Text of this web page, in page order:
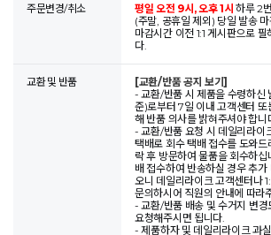
주문변경/취소 평일 오전 9시, 오후 1시하루 2
(주말, 공휴일 제외) 당일 발송
마감시간 이전 1:1 게시판으로
다.
교환 및 반품
[교환/반품 공지 보기]
- 교환/반품 시 제품을 수령하신
준)로부터 7일 이내 고객센터 또
해 반품 의사를 밝혀주셔야 합니
- 교환/반품 요청 시 데일리라이
택배로 회수 택배 접수를 도와
락 후 방문하여 물품을 회수하
배 접수하여 반송하실 경우 추
오니 데일리라이크 고객센터나
문의하시어 직원의 안내에 따라
- 교환/반품 배송 및 수거지 변경
요청해주시면 됩니다.
- 제품하자 및 데일리라이크 과